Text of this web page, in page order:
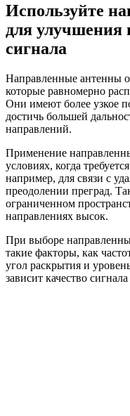
Используйте
для улучшения
сигнала
Направленные антенны
которые равномерно
Они имеют более узкое
достичь большей
направлений.
Применение
условиях, когда
например, для связи с
преодолении преград.
ограниченном
направлениях высок.
При выборе
такие факторы, как
угол раскрытия и
зависит качество